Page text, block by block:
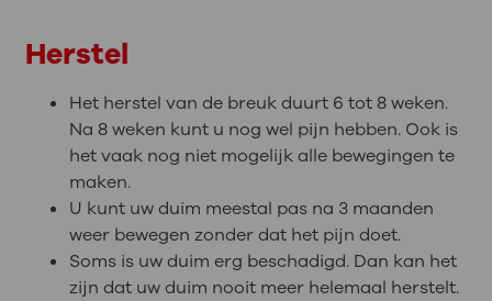
Herstel
Het herstel van de breuk duurt 6 tot 8 weken.
Na 8 weken kunt u nog wel pijn hebben. Ook is
het vaak nog niet mogelijk alle bewegingen te
maken.
U kunt uw duim meestal pas na 3 maanden
weer bewegen zonder dat het pijn doet.
Soms is uw duim erg beschadigd. Dan kan het
zijn dat uw duim nooit meer helemaal herstelt.